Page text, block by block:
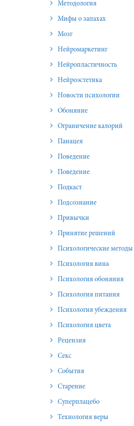
Методология
Мифы о запахах
Мозг
Нейромаркетинг
Нейропластичность
Нейроэстетика
Новости психологии
Обоняние
Ограничение калорий
Панацея
Поведение
Поведение
Подкаст
Подсознание
Привычки
Принятие решений
Психологические методы
Психология вина
Психология обоняния
Психология питания
Психология убеждения
Психология цвета
Рецензия
Секс
События
Старение
Суперплацебо
Технология веры